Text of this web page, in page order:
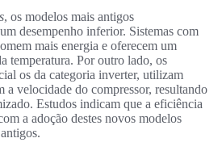
, os modelos mais antigos
desempenho inferior. Sistemas com
mais energia e oferecem um
temperatura. Por outro lado, os
os da categoria inverter, utilizam
a velocidade do compressor, resultando
Estudos indicam que a eficiência
a adoção destes novos modelos